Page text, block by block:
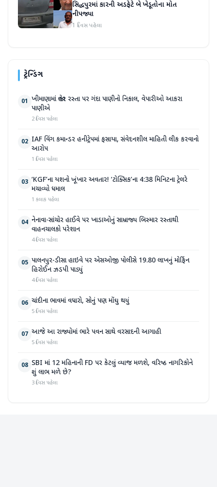
સિદ્ધપુરમાં કારની અડફેટે બે ખેડૂતોના મોત
નીપજ્યા
1 દિવસ પહેલા
ટ્રેન્ડિંગ
01 ખીમાણામાં જાહેર રસ્તા પર ગંદા પાણીનો નિકાલ, વેપારીઓ આકરા
પાણીએ
2 દિવસ પહેલા
02 IAF વિંગ કમાન્ડર હનીટ્રેપમાં ફસાયા, સંવેદનશીલ માહિતી લીક કરવાનો
આરોપ
1 દિવસ પહેલા
03 ‘KGF’ના યશનો ખૂંખાર અવતાર! ‘ટોક્સિક’ના 4:38 મિનિટના ટ્રેલરે
મચાવ્યો ધમાલ
1 કલાક પહેલા
04 નેનાવા-સાંચોર હાઈવે પર ખાડાઓનું સામ્રાજ્ય બિસ્માર રસ્તાથી
વાહનચાલકો પરેશાન
4 દિવસ પહેલા
05 પાલનપુર-ડીસા હાઇવે પર એસઓજી પોલીસે 19.80 લાખનું મોર્ફિન
હિરોઈન ઝડપી પાડ્યું
4 દિવસ પહેલા
06 ચાંદીના ભાવમાં વધારો, સોનું પણ મોંઘુ થયું
5 દિવસ પહેલા
07 આજે આ રાજ્યોમાં ભારે પવન સાથે વરસાદની આગાહી
5 દિવસ પહેલા
08 SBI માં 12 મહિનાની FD પર કેટલું વ્યાજ મળશે, વરિષ્ઠ નાગરિકોને
શું લાભ મળે છે?
3 દિવસ પહેલા